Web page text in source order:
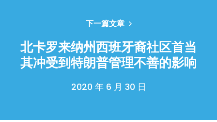
下一篇文章
北卡罗来纳州西班牙裔社区首当
其冲受到特朗普管理不善的影响
2020 年 6 月 30 日